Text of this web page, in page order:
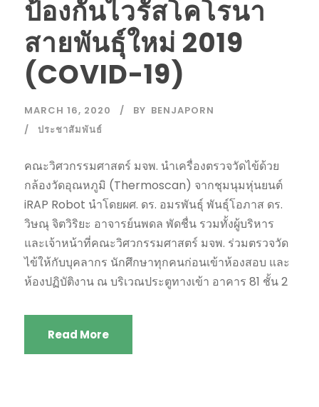
ป้องกันไวรัสโคโรนา
สายพันธุ์ใหม่ 2019
(COVID-19)
MARCH 16, 2020 BY BENJAPORN
ประชาสัมพันธ์
คณะวิศวกรรมศาสตร์ มจพ. นำเครื่องตรวจวัดไข้ด้วย
กล้องวัดอุณหภูมิ (Thermoscan) จากชุมนุมหุ่นยนต์
iRAP Robot นำโดยผศ. ดร. อมรพันธุ์ พันธุ์โอภาส ดร.
วิษณุ จิตวิริยะ อาจารย์นพดล พัดชื่น รวมทั้งผู้บริหาร
และเจ้าหน้าที่คณะวิศวกรรมศาสตร์ มจพ. ร่วมตรวจวัด
ไข้ให้กับบุคลากร นักศึกษาทุกคนก่อนเข้าห้องสอบ และ
ห้องปฏิบัติงาน ณ บริเวณประตูทางเข้า อาคาร 81 ชั้น 2
Read More